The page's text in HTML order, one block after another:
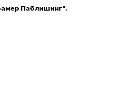
Паблишинг".